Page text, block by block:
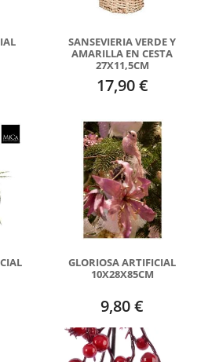
SANSEVIERIA VERDE Y
AMARILLA EN CESTA
27X11,5CM
17,90 €
GLORIOSA ARTIFICIAL
10X28X85CM
9,80 €